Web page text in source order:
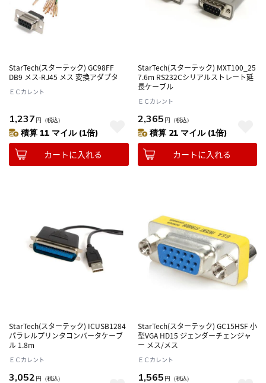
StarTech(スターテック) GC98FF
DB9 メス-RJ45 メス 変換アダプタ
ＥＣカレント
1,237 円 （税込）
積算 11 マイル (1倍)
カートに入れる
StarTech(スターテック) MXT100_25
7.6m RS232Cシリアルストレート延
長ケーブル
ＥＣカレント
2,365 円 （税込）
積算 21 マイル (1倍)
カートに入れる
StarTech(スターテック) ICUSB1284
パラレルプリンタコンバータケーブ
ル 1.8m
ＥＣカレント
3,052 円 （税込）
StarTech(スターテック) GC15HSF 小
型VGA HD15 ジェンダーチェンジャ
ー メス/メス
ＥＣカレント
1,565 円 （税込）